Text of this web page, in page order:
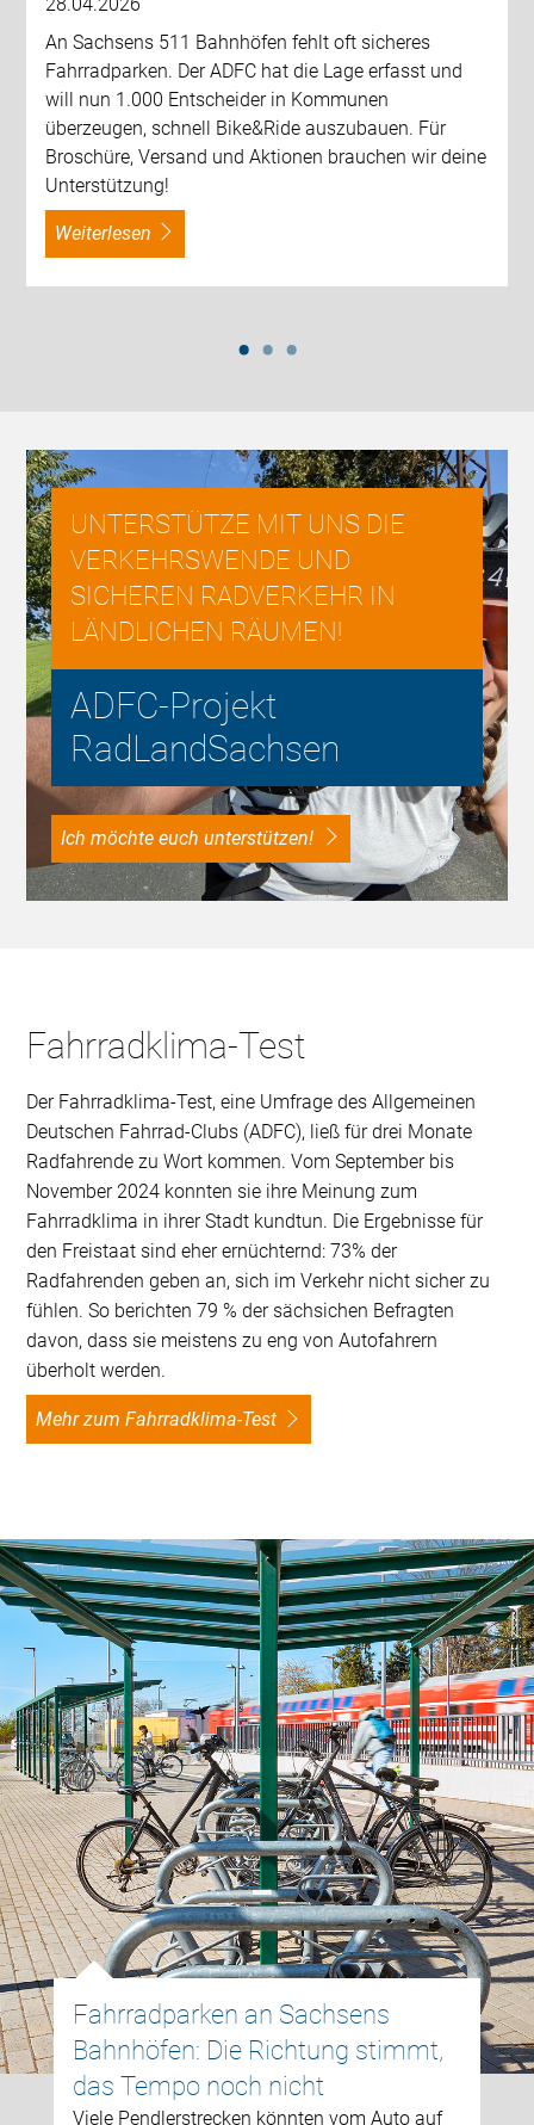
An Sachsens 511 Bahnhöfen fehlt oft sicheres
Fahrradparken. Der ADFC hat die Lage erfasst und
will nun 1.000 Entscheider in Kommunen
überzeugen, schnell Bike&Ride auszubauen. Für
Broschüre, Versand und Aktionen brauchen wir deine
Unterstützung!
weiterlesen
UNTERSTÜTZE MIT UNS DIE
VERKEHRSWENDE UND
SICHEREN RADVERKEHR IN
LÄNDLICHEN RÄUMEN!
ADFC-Projekt
RadLandSachsen
Ich möchte euch unterstützen!
Fahrradklima-Test
Der Fahrradklima-Test, eine Umfrage des Allgemeinen
Deutschen Fahrrad-Clubs (ADFC), ließ für drei Monate
Radfahrende zu Wort kommen. Vom September bis
November 2024 konnten sie ihre Meinung zum
Fahrradklima in ihrer Stadt kundtun. Die Ergebnisse für
den Freistaat sind eher ernüchternd: 73% der
Radfahrenden geben an, sich im Verkehr nicht sicher zu
fühlen. So berichten 79 % der sächsichen Befragten
davon, dass sie meistens zu eng von Autofahrern
überholt werden.
Mehr zum Fahrradklima-Test
Fahrradparken an Sachsens
Bahnhöfen: Die Richtung stimmt,
das Tempo noch nicht
Viele Pendlerstrecken könnten vom Auto auf